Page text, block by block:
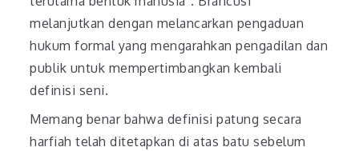
melanjutkan dengan melancarkan pengaduan
hukum formal yang mengarahkan pengadilan dan
publik untuk mempertimbangkan kembali
definisi seni.
Memang benar bahwa definisi patung secara
harfiah telah ditetapkan di atas batu sebelum